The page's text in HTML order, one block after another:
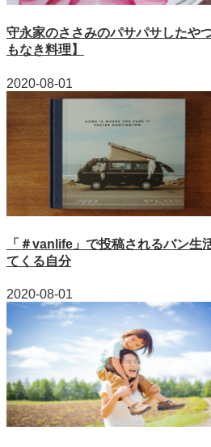
守永家のささみのパサパサしたや
もなき料理】
2020-08-01
「＃vanlife」で投稿されるバン生
てくる自分
2020-08-01